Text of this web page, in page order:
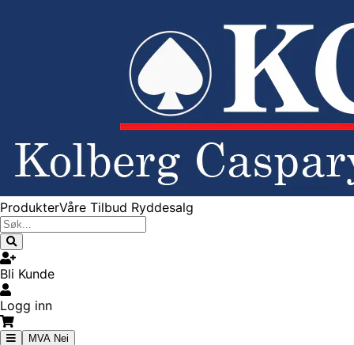
ProdukterVåre Tilbud Ryddesalg
Bli Kunde
Logg inn
MVA Nei